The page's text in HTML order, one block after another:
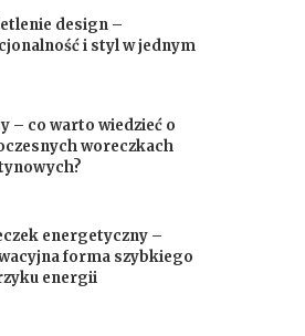
design –
i styl w jednym
– co warto wiedzieć o
woreczkach
energetyczny –
forma szybkiego
energii